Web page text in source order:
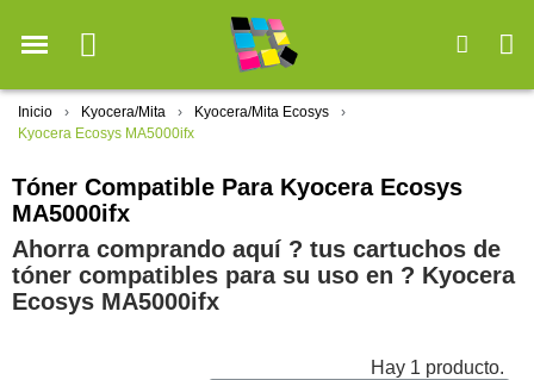
Inicio Kyocera/Mita
Kyocera/Mita Ecosys
Kyocera Ecosys MA5000ifx
Tóner Compatible Para Kyocera Ecosys
MA5000ifx
Ahorra comprando aquí ? tus cartuchos de
tóner compatibles para su uso en ?️ Kyocera
Ecosys MA5000ifx
Hay 1 producto.